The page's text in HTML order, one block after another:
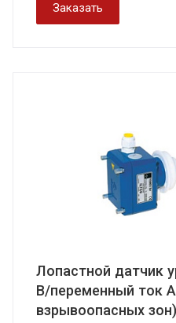
Заказать
Лопастной датчик
В/переменный ток
взрывоопасных зон)